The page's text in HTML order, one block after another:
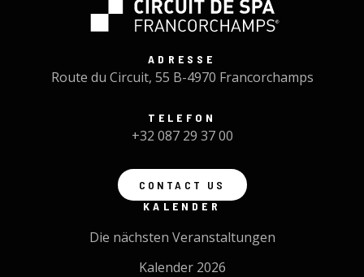
ADRESSE
Route du Circuit, 55 B-4970 Francorchamps
TELEFON
+32 087 29 37 00
CONTACT US
KALENDER
Die nächsten Veranstaltungen
Kalender 2026